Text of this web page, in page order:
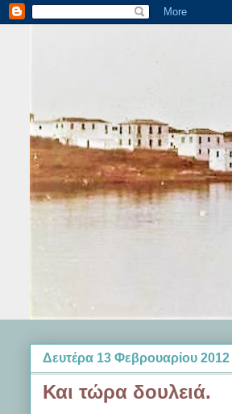
Δευτέρα 13 Φεβρουαρίου 2012
Και τώρα δουλειά.